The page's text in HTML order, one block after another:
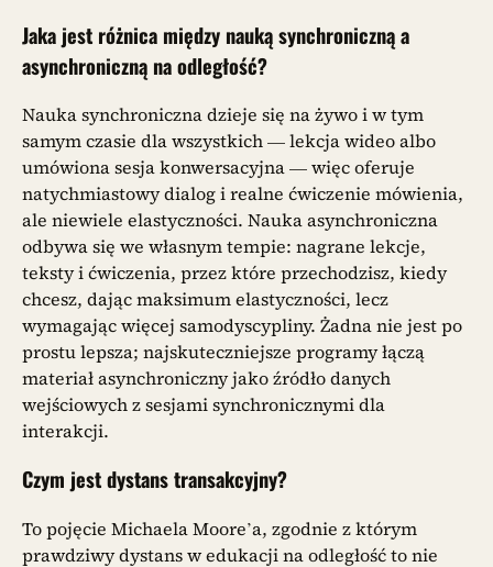
Jaka jest różnica między nauką synchroniczną a
asynchroniczną na odległość?
Nauka synchroniczna dzieje się na żywo i w tym
samym czasie dla wszystkich — lekcja wideo albo
umówiona sesja konwersacyjna — więc oferuje
natychmiastowy dialog i realne ćwiczenie mówienia,
ale niewiele elastyczności. Nauka asynchroniczna
odbywa się we własnym tempie: nagrane lekcje,
teksty i ćwiczenia, przez które przechodzisz, kiedy
chcesz, dając maksimum elastyczności, lecz
wymagając więcej samodyscypliny. Żadna nie jest po
prostu lepsza; najskuteczniejsze programy łączą
materiał asynchroniczny jako źródło danych
wejściowych z sesjami synchronicznymi dla
interakcji.
Czym jest dystans transakcyjny?
To pojęcie Michaela Moore’a, zgodnie z którym
prawdziwy dystans w edukacji na odległość to nie